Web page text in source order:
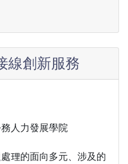
線創新服務
人力發展學院
理的面向多元、涉及的